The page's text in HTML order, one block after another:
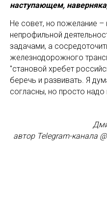
наступающем,
Не совет, но пожелание –
непрофильной
задачами, а
железнодорожного
"становой хребет
беречь и развивать. Я
согласны, но просто надо
автор Telegram-канала